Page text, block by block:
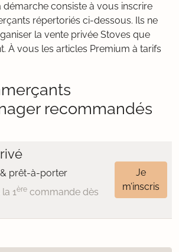
démarche consiste à vous inscrire
répertoriés ci-dessous. Ils ne
la vente privée Stoves que
À vous les articles Premium à tarifs
recommandés
prêt-à-porter
1èrecommande dès
Je
m’inscris